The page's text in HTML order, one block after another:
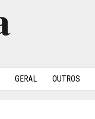
GERAL OUTROS